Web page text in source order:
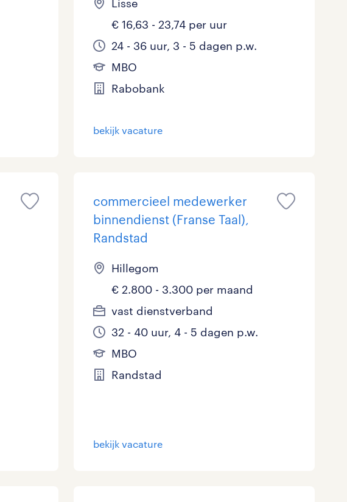
Lisse
€ 16,63 - 23,74 per uur
24 - 36 uur, 3 - 5 dagen p.w.
MBO
Rabobank
bekijk vacature
commercieel medewerker
binnendienst (Franse Taal),
Randstad
Hillegom
€ 2.800 - 3.300 per maand
vast dienstverband
32 - 40 uur, 4 - 5 dagen p.w.
MBO
Randstad
bekijk vacature